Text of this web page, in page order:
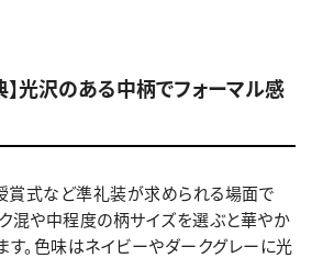
】光沢のある中柄でフォーマル感
賞式など準礼装が求められる場面で
混や中程度の柄サイズを選ぶと華やか
す。色味はネイビーやダークグレーに光